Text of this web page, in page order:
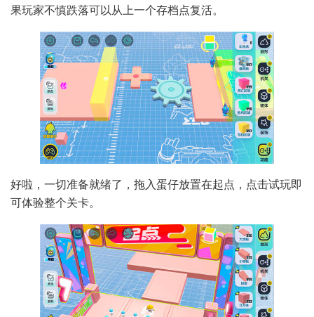
果玩家不慎跌落可以从上一个存档点复活。
好啦，一切准备就绪了，拖入蛋仔放置在起点，点击试玩即
可体验整个关卡。